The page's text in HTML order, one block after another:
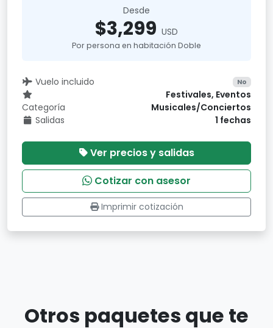
Desde
$3,299 USD
Por persona en habitación Doble
Vuelo incluido No
Categoría
Festivales, Eventos
Musicales/Conciertos
Salidas
1 fechas
Ver precios y salidas
Cotizar con asesor
Imprimir cotización
Otros paquetes que te